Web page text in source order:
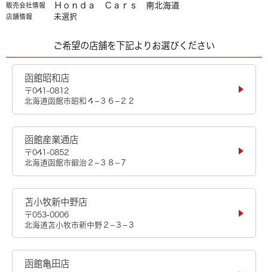
販売会社情報 Ｈｏｎｄａ Ｃａｒｓ 南北海道
店舗情報 未選択
ご希望の店舗を下記よりお選びください
函館昭和店
〒041-0812
北海道函館市昭和４−３６−２２
函館産業通店
〒041-0852
北海道函館市鍛治２−３８−７
苫小牧新中野店
〒053-0006
北海道苫小牧市新中野２−３−３
函館亀田店